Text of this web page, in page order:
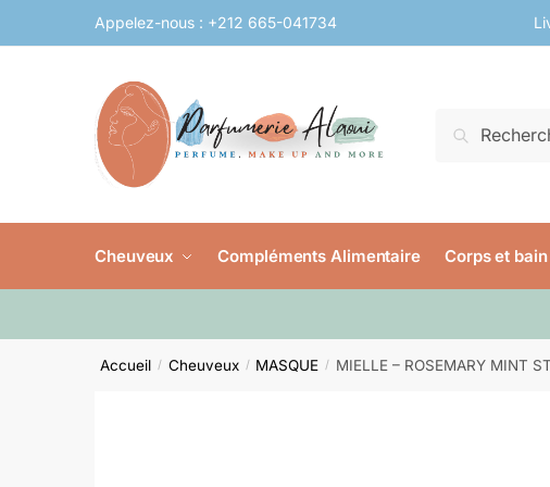
Appelez-nous : +212 665-041734
pour :
Recherche
Cheuveux Compléments Alimentaire Corps et bain
Accueil / Cheuveux / MASQUE / MIELLE – ROSEMARY MINT